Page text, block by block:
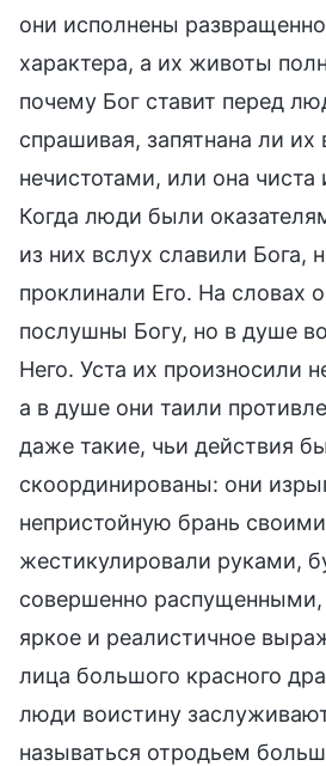
они исполнены
характера, а их животы
почему Бог ставит перед
спрашивая, запятнана ли их
нечистотами, или она чиста
Когда люди были
из них вслух славили Бога,
проклинали Его. На словах
послушны Богу, но в душе
Него. Уста их произносили
а в душе они таили
даже такие, чьи действия
скоординированы: они
непристойную брань
жестикулировали руками,
совершенно распущенными,
яркое и реалистичное
лица большого красного
люди воистину
называться отродьем